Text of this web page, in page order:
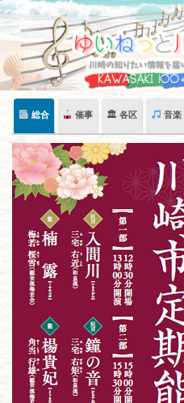
Skip
content
総合 催事 🏛 各区 音楽